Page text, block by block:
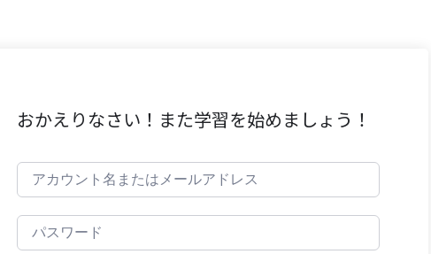
おかえりなさい！また学習を始めましょう！